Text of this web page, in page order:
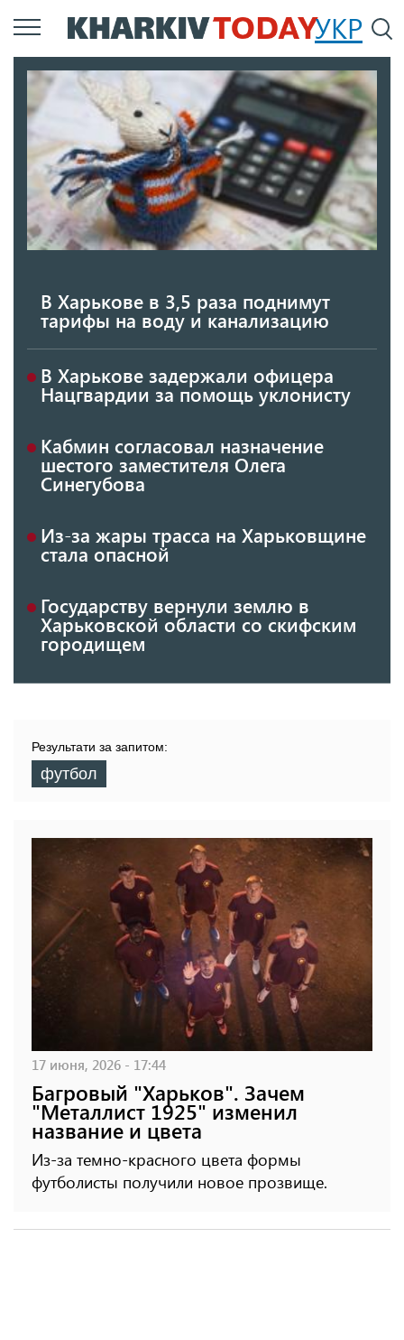
Перейти
к
содержанию
УКР
В Харькове в 3,5 раза поднимут
тарифы на воду и канализацию
В Харькове задержали офицера
Нацгвардии за помощь уклонисту
Кабмин согласовал назначение
шестого заместителя Олега
Синегубова
Из-за жары трасса на Харьковщине
стала опасной
Государству вернули землю в
Харьковской области со скифским
городищем
Результати за запитом:
футбол
17 июня, 2026 - 17:44
Багровый "Харьков". Зачем
"Металлист 1925" изменил
название и цвета
Из-за темно-красного цвета формы
футболисты получили новое прозвище.